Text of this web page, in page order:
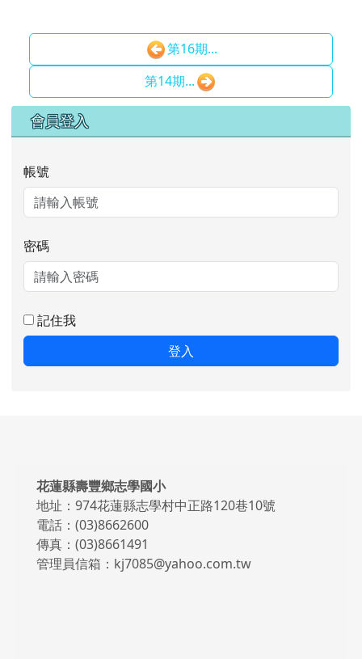
第16期...
第14期...
右邊區域內容
會員登入
帳號
密碼
記住我
登入
頁尾區域內容
花蓮縣壽豐鄉志學國小
地址：974花蓮縣志學村中正路120巷10號
電話：(03)8662600
傳真：(03)8661491
管理員信箱：kj7085@yahoo.com.tw